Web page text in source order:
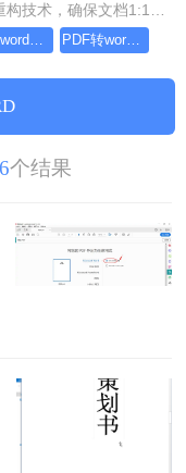
构技术，确保文档1:1高
码。支持一键批量处
密保障隐私安全。助您
pdf转word选布局优先还是编辑优先 PDF转word什么优先
个结果